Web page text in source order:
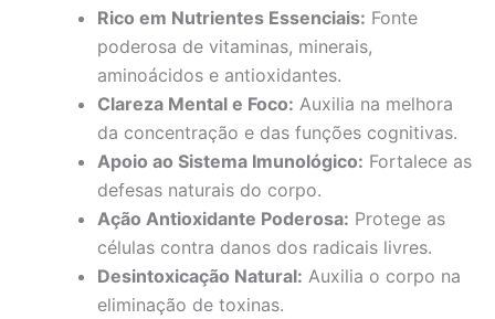
Rico em Nutrientes Essenciais: Fonte
poderosa de vitaminas, minerais,
aminoácidos e antioxidantes.
Clareza Mental e Foco: Auxilia na melhora
da concentração e das funções cognitivas.
Apoio ao Sistema Imunológico: Fortalece as
defesas naturais do corpo.
Ação Antioxidante Poderosa: Protege as
células contra danos dos radicais livres.
Desintoxicação Natural: Auxilia o corpo na
eliminação de toxinas.